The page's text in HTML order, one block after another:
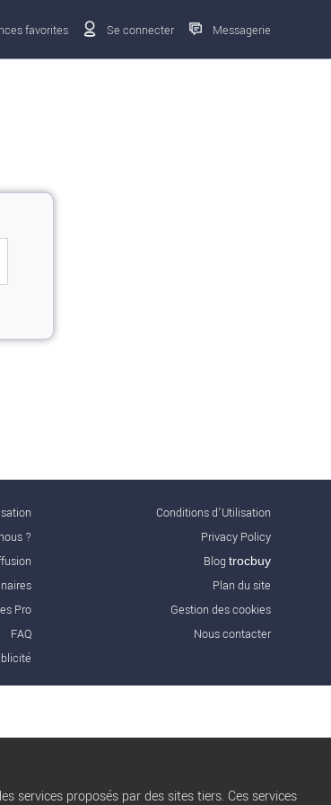
favorites Se connecter Messagerie
?
Pro
FAQ
Conditions d’Utilisation
Privacy Policy
Blog trocbuy
Plan du site
Gestion des cookies
Nous contacter
services proposés par des sites tiers. Ces services